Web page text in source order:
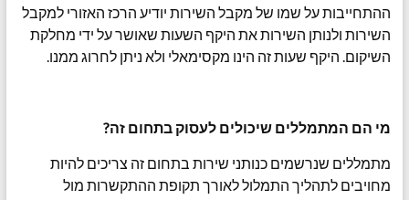
ההתחייבות על שמו של מקבל השירות יודיע הרכז האזורי למקבל
השירות ולנותן השירות את היקף השעות שאושר על ידי מחלקת
השיקום. היקף שעות זה הינו מקסימאלי ולא ניתן לחרוג ממנו.
מי הם המתמללים שיכולים לעסוק בתחום זה?
מתמללים שנרשמים כנותני שירות בתחום זה צריכים להיות
מחויבים לתהליך התמלול לאורך תקופת ההתקשרות מול